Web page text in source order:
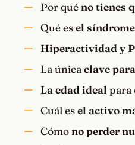
Por quéno tienes
Qué esel
Hiperactividad y
La únicaclave
La edad ideal para
Cuál esel activo
Cómono perder